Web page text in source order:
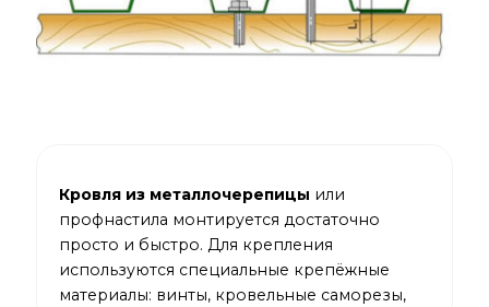
Кровля из металлочерепицы или
профнастила монтируется достаточно
просто и быстро. Для крепления
используются специальные крепёжные
материалы: винты, кровельные саморезы,